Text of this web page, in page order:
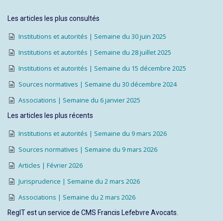
Les articles les plus consultés
Institutions et autorités | Semaine du 30 juin 2025
Institutions et autorités | Semaine du 28 juillet 2025
Institutions et autorités | Semaine du 15 décembre 2025
Sources normatives | Semaine du 30 décembre 2024
Associations | Semaine du 6 janvier 2025
Les articles les plus récents
Institutions et autorités | Semaine du 9 mars 2026
Sources normatives | Semaine du 9 mars 2026
Articles | Février 2026
Jurisprudence | Semaine du 2 mars 2026
Associations | Semaine du 2 mars 2026
RegIT est un service de CMS Francis Lefebvre Avocats.